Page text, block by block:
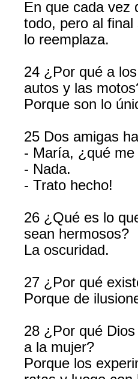
En que cada vez
todo, pero al
lo reemplaza.
24 ¿Por qué a
autos y las
Porque son lo
25 Dos amigas
- María, ¿qué
- Nada.
- Trato hecho!
26 ¿Qué es lo
sean hermosos?
La oscuridad.
27 ¿Por qué
Porque de
28 ¿Por qué
a la mujer?
Porque los